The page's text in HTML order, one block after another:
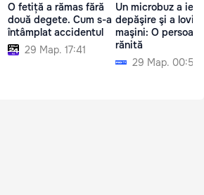
O fetiță a rămas fără
două degete. Cum s-a
întâmplat accidentul
29 Мар. 17:41
Un microbuz a
depăşire şi a lovit
maşini: O
rănită
29 Мар. 00:52